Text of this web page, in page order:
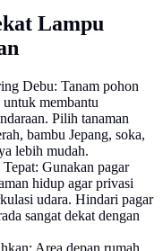
Lampu
Debu: Tanam pohon
membantu
Pilih tanaman
bambu Jepang, soka,
lebih mudah.
Gunakan pagar
hidup agar privasi
udara. Hindari pagar
sangat dekat dengan
Area depan rumah